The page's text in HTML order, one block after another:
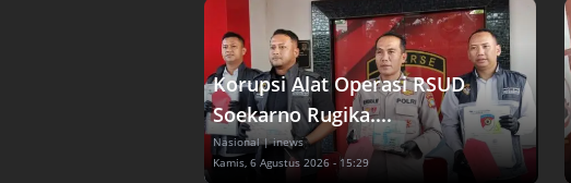
Korupsi Alat Operasi RSUD
Soekarno Rugika....
Nasional | inews
Kamis, 6 Agustus 2026 - 15:29